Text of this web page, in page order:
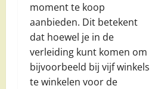
moment te koop
aanbieden. Dit betekent
dat hoewel je in de
verleiding kunt komen om
bijvoorbeeld bij vijf winkels
te winkelen voor de